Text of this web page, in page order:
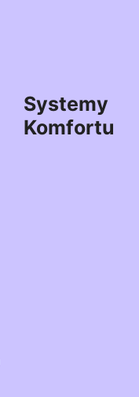
Systemy
Komfortu